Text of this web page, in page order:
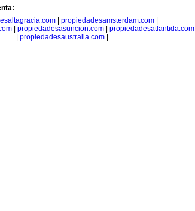
propiedadesamsterdam.com
| propiedadesasuncion.com| propiedadesatlantida.com
propiedadesaustralia.com